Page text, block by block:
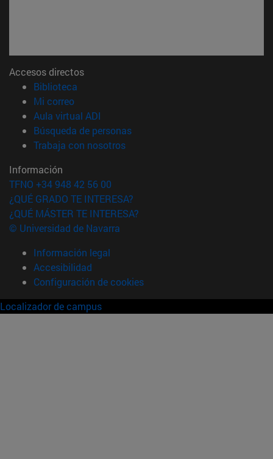
Accesos directos
Biblioteca
Mi correo(abre en nueva ventana)
Aula virtual ADI
Búsqueda de personas(abre en nueva ventana)
Trabaja con nosotros(abre en nueva ventana)
Información
TFNO +34 948 42 56 00
¿QUÉ GRADO TE INTERESA?
¿QUÉ MÁSTER TE INTERESA?
© Universidad de Navarra
Información legal
Accesibilidad
Configuración de cookies
Localizador de campus